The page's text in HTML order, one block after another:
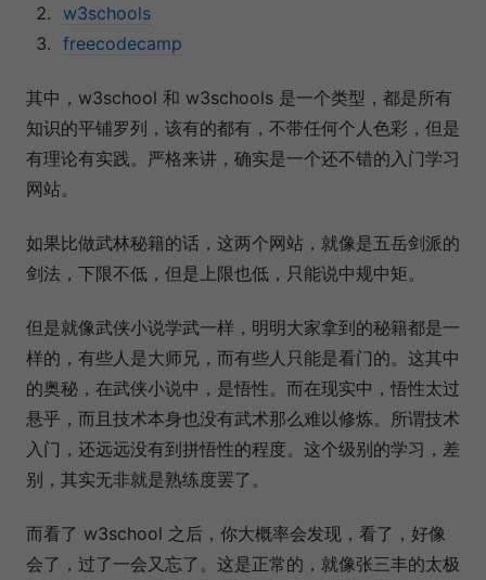
w3schools
freecodecamp
其中，w3school 和 w3schools 是一个类型，都是所有
知识的平铺罗列，该有的都有，不带任何个人色彩，但是
有理论有实践。严格来讲，确实是一个还不错的入门学习
网站。
如果比做武林秘籍的话，这两个网站，就像是五岳剑派的
剑法，下限不低，但是上限也低，只能说中规中矩。
但是就像武侠小说学武一样，明明大家拿到的秘籍都是一
样的，有些人是大师兄，而有些人只能是看门的。这其中
的奥秘，在武侠小说中，是悟性。而在现实中，悟性太过
悬乎，而且技术本身也没有武术那么难以修炼。所谓技术
入门，还远远没有到拼悟性的程度。这个级别的学习，差
别，其实无非就是熟练度罢了。
而看了 w3school 之后，你大概率会发现，看了，好像
会了，过了一会又忘了。这是正常的，就像张三丰的太极